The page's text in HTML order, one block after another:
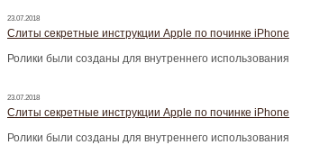
23.07.2018
Слиты секретные инструкции Apple по починке iPhone
Ролики были созданы для внутреннего использования
23.07.2018
Слиты секретные инструкции Apple по починке iPhone
Ролики были созданы для внутреннего использования